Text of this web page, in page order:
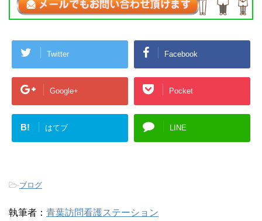
Twitter Facebook
Google+ Pocket
B! はてブ LINE
-ブログ
執筆者： 青葉訪問看護ステーション